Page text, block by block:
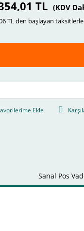
TL (KDV
TL den başlayan
Sanal Pos